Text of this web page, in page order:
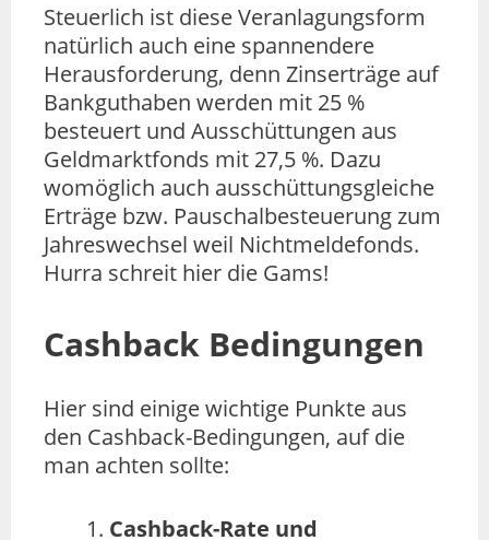
Steuerlich ist diese Veranlagungsform
natürlich auch eine spannendere
Herausforderung, denn Zinserträge auf
Bankguthaben werden mit 25 %
besteuert und Ausschüttungen aus
Geldmarktfonds mit 27,5 %. Dazu
womöglich auch ausschüttungsgleiche
Erträge bzw. Pauschalbesteuerung zum
Jahreswechsel weil Nichtmeldefonds.
Hurra schreit hier die Gams!
Cashback Bedingungen
Hier sind einige wichtige Punkte aus
den Cashback-Bedingungen, auf die
man achten sollte:
Cashback-Rate und